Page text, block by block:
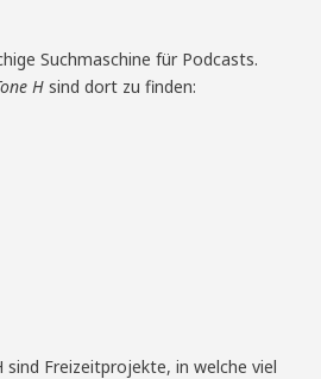
Suchmaschine für Podcasts.
H sind dort zu finden:
Freizeitprojekte, in welche viel